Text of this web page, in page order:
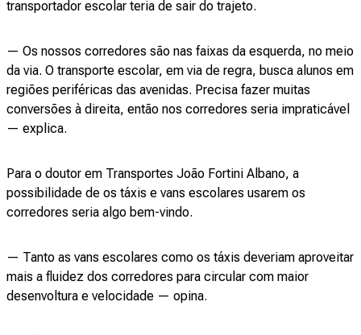
transportador escolar teria de sair do trajeto.
— Os nossos corredores são nas faixas da esquerda, no meio
da via. O transporte escolar, em via de regra, busca alunos em
regiões periféricas das avenidas. Precisa fazer muitas
conversões à direita, então nos corredores seria impraticável
— explica.
Para o doutor em Transportes João Fortini Albano, a
possibilidade de os táxis e vans escolares usarem os
corredores seria algo bem-vindo.
— Tanto as vans escolares como os táxis deveriam aproveitar
mais a fluidez dos corredores para circular com maior
desenvoltura e velocidade — opina.